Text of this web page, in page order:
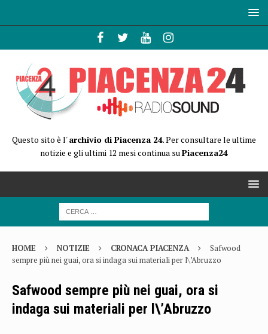
Questo sito è l'archivio di Piacenza 24. Per consultare le ultime
notizie e gli ultimi 12 mesi continua suPiacenza24
HOME NOTIZIE CRONACA PIACENZA
Safwood
sempre più nei guai, ora si indaga sui materiali per l\’Abruzzo
Safwood sempre più nei guai, ora si
indaga sui materiali per l\’Abruzzo